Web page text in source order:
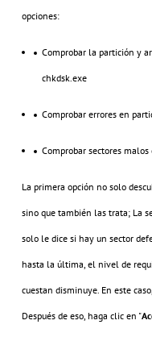
opciones:
Comprobar la partición y
chkdsk.exe
Comprobar errores en
Comprobar sectores
La primera opción no solo
sino que también las trata; La
solo le dice si hay un sector
hasta la última, el nivel de
cuestan disminuye. En este
Después de eso, haga clic en "